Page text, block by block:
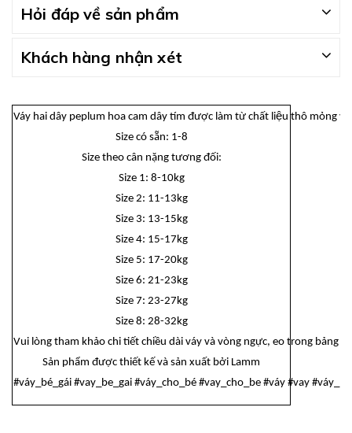
Hỏi đáp về sản phẩm
Khách hàng nhận xét
Váy hai dây peplum hoa cam dây tím được làm từ chất liệu thô mỏng
Size có sẵn: 1-8
Size theo cân nặng tương đối:
Size 1: 8-10kg
Size 2: 11-13kg
Size 3: 13-15kg
Size 4: 15-17kg
Size 5: 17-20kg
Size 6: 21-23kg
Size 7: 23-27kg
Size 8: 28-32kg
Vui lòng tham khảo chi tiết chiều dài váy và vòng ngực, eo trong bảng
Sản phẩm được thiết kế và sản xuất bởi Lamm
#váy_bé_gái #vay_be_gai #váy_cho_bé #vay_cho_be #váy #vay